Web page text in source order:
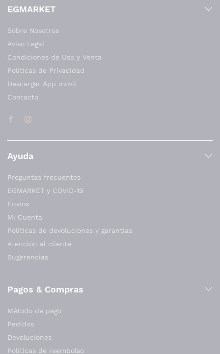
EGMARKET
Sobre Nosotros
Aviso Legal
Condiciones de Uso y Venta
Políticas de Privacidad
Descargar App móvil
Contacto
Ayuda
Preguntas frecuentes
EGMARKET y COVID-19
Envíos
Mi Cuenta
Políticas de devoluciones y garantías
Atención al cliente
Sugerencias
Pagos & Compras
Método de pago
Pedidos
Devoluciones
Políticas de reembolso